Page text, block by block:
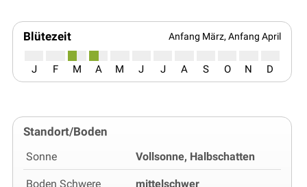
Blütezeit Anfang März, Anfang April
J F M A M J J A S O N D
Standort/Boden
Sonne Vollsonne, Halbschatten
Boden Schwere mittelschwer